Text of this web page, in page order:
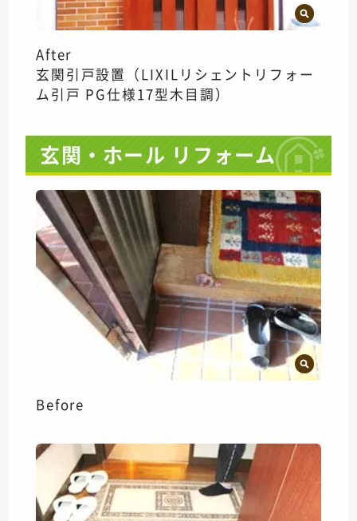
After
玄関引戸設置（LIXILリシェントリフォー
ム引戸 PG仕様17型木目調）
玄関・ホール リフォーム
Before